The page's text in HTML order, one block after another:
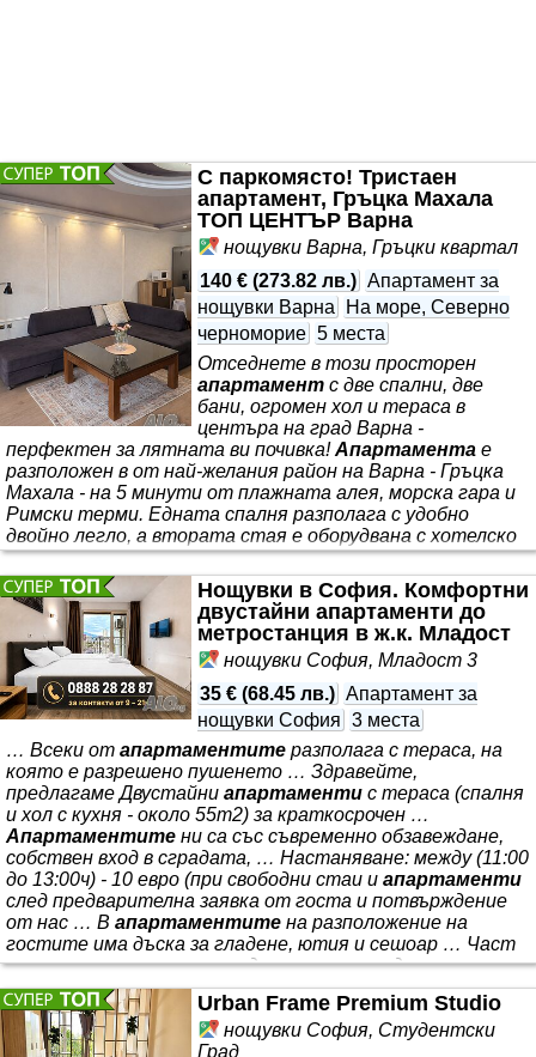
С паркомясто! Тристаен
апартамент, Гръцка Махала
ТОП ЦЕНТЪР Варна
нощувки Варна, Гръцки квартал
140 € (273.82 лв.) Апартамент за
нощувки Варна
На море, Северно
черноморие 5 места
Отседнете в този просторен
апартамент с две спални, две
бани, огромен хол и тераса в
центъра на град Варна -
перфектен за лятната ви почивка!Апартамента е
разположен в от най-желания район на Варна - Гръцка
Махала - на 5 минути от плажната алея, морска гара и
Римски терми. Едната спалня разполага с удобно
двойно легло, а втората стая е оборудвана с хотелско
Лего което може да се разделя и събира. Светъл и
просторен хол с гледка към морска гара, напълно
функционална кухня и слънчева тераса правят това
пространство идеално за кратки или продължителни
престои. Насладете се на лесен достъп до
Нощувки в София. Комфортни
двустайни апартаменти до
метростанция в ж.к. Младост
нощувки София, Младост 3
35 € (68.45 лв.) Апартамент за
нощувки София 3 места
… Всеки от апартаментите разполага с тераса, на
която е разрешено пушенето … Здравейте,
предлагаме Двустайни апартаменти с тераса (спалня
и хол с кухня - около 55m2) за краткосрочен …
Апартаментите ни са със съвременно обзавеждане,
собствен вход в сградата, … Настаняване: между (11:00
до 13:00ч) - 10 евро (при свободни стаи и апартаменти
след предварителна заявка от госта и потвърждение
от нас … В апартаментите на разположение на
гостите има дъска за гладене, ютия и сешоар … Част
отапартаментитеса с директен изглед към планина
”Витоша”, а другата с частичен … Цената на
апартаментите
ни е както следва за нощувка …
Urban Frame Premium Studio
нощувки София, Студентски
Град